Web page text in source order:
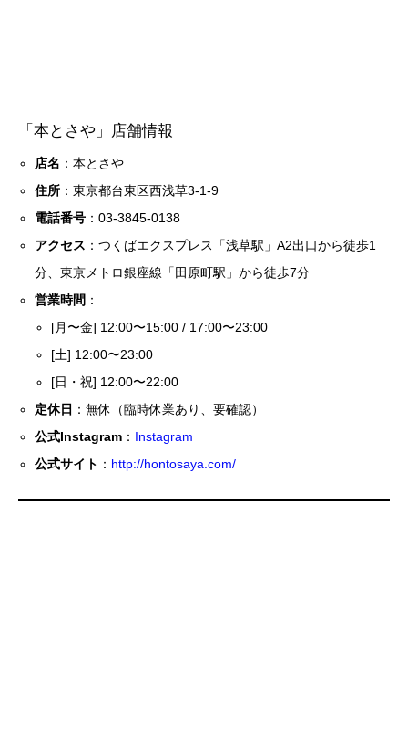
「本とさや」店舗情報
店名 ：本とさや
住所 ：東京都台東区西浅草3-1-9
電話番号 ：03-3845-0138
アクセス ：つくばエクスプレス「浅草駅」A2出口から徒歩1
分、東京メトロ銀座線「田原町駅」から徒歩7分
営業時間 ：
[月〜金] 12:00〜15:00 / 17:00〜23:00
[土] 12:00〜23:00
[日・祝] 12:00〜22:00
定休日 ：無休（臨時休業あり、要確認）
公式Instagram ： Instagram
公式サイト ： http://hontosaya.com/